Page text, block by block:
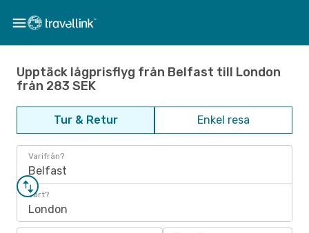
Upptäck lågprisflyg från Belfast till London
från 283 SEK
Tur & Retur Enkel resa
Varifrån?
Belfast
Vart?
London